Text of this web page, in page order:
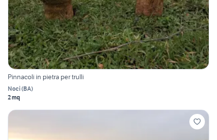
Pinnacoli in pietra per trulli
Noci(BA)
2 mq